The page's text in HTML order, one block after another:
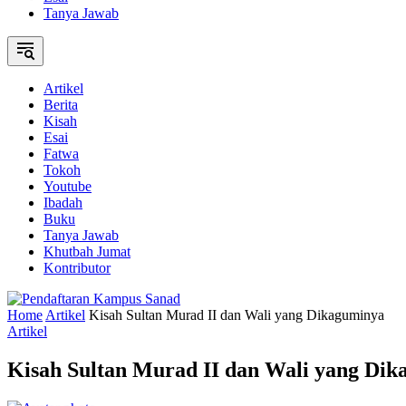
Tanya Jawab
Artikel
Berita
Kisah
Esai
Fatwa
Tokoh
Youtube
Ibadah
Buku
Tanya Jawab
Khutbah Jumat
Kontributor
Home Artikel Kisah Sultan Murad II dan Wali yang Dikaguminya
Artikel
Kisah Sultan Murad II dan Wali yang